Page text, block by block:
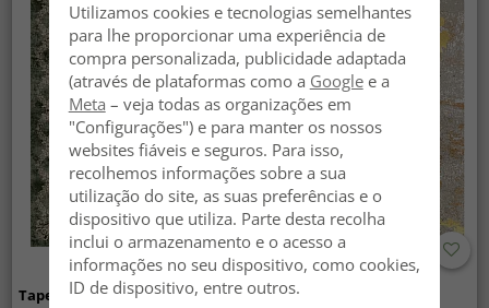
Tapete Wilton - Taknis (verde)
Tapete Wilton - Elena
Utilizamos cookies e tecnologias semelhantes
para lhe proporcionar uma experiência de
compra personalizada, publicidade adaptada
(através de plataformas como a Googlee a
Meta – veja todas as organizações em
"Configurações") e para manter os nossos
websites fiáveis e seguros. Para isso,
recolhemos informações sobre a sua
utilização do site, as suas preferências e o
dispositivo que utiliza. Parte desta recolha
inclui o armazenamento e o acesso a
informações no seu dispositivo, como cookies,
ID de dispositivo, entre outros.